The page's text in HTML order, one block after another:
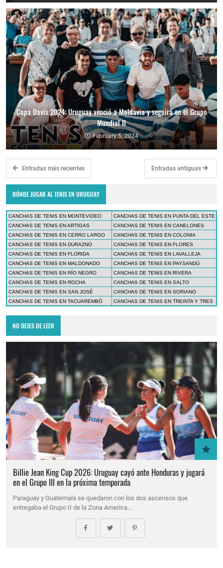
Copa Davis 2024: Uruguay venció a Moldavia y seguirá en el Grupo
Mundial II
February 5, 2024
Entradas más recientes Entradas antiguas
DÓNDE JUGAR AL TENIS EN URUGUAY
CANCHAS DE TENIS EN MONTEVIDEO
CANCHAS DE TENIS EN PUNTA DEL ESTE
CANCHAS DE TENIS EN ARTIGAS
CANCHAS DE TENIS EN CANELONES
CANCHAS DE TENIS EN CERRO LARGO
CANCHAS DE TENIS EN COLONIA
CANCHAS DE TENIS EN DURAZNO
CANCHAS DE TENIS EN FLORES
CANCHAS DE TENIS EN FLORIDA
CANCHAS DE TENIS EN LAVALLEJA
CANCHAS DE TENIS EN MALDONADO
CANCHAS DE TENIS EN PAYSANDÚ
CANCHAS DE TENIS EN RÍO NEGRO
CANCHAS DE TENIS EN RIVERA
CANCHAS DE TENIS EN ROCHA
CANCHAS DE TENIS EN SALTO
CANCHAS DE TENIS EN SAN JOSÉ
CANCHAS DE TENIS EN SORIANO
CANCHAS DE TENIS EN TACUAREMBÓ
CANCHAS DE TENIS EN TREINTA Y TRES
NO DEJES DE LEER
Billie Jean King Cup 2026: Uruguay cayó ante Honduras y jugará
en el Grupo III en la próxima temporada
Paraguay y Guatemala se quedaron con los dos ascensos que
entregaba el Grupo II de la Zona America…